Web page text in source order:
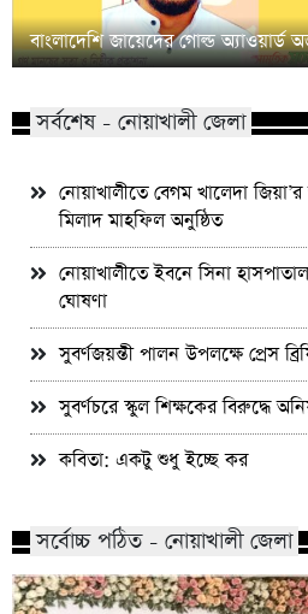
বাংলাদেশি জায়েদের গোল্ড অ্যাওয়ার্ড
সর্বশেষ - নোয়াখালী জেলা
নোয়াখালীতে বেগম খালেদা
মিলাদ মাহফিল অনুষ্ঠিত
নোয়াখালীতে ইবনে সিনা
ঘোষণা
সুবর্ণজয়ন্তী পালন উপলক্ষে প্রেস
সুবর্ণচরে স্কুল শিক্ষকের বিরুদ্ধে
কবিতা: একটু শুধু ইচ্ছে কর
সর্বোচ্চ পঠিত - নোয়াখালী জেলা